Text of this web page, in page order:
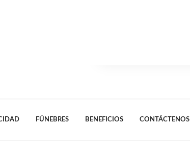
FÚNEBRES BENEFICIOS CONTÁCTENOS